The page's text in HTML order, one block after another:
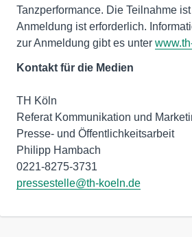
Tanzperformance. Die Teilnahme
Anmeldung ist erforderlich.
zur Anmeldung gibt es unter
Kontakt für die Medien
TH Köln
Referat Kommunikation und
Presse- und Öffentlichkeitsarbeit
Philipp Hambach
pressestelle@th-koeln.de